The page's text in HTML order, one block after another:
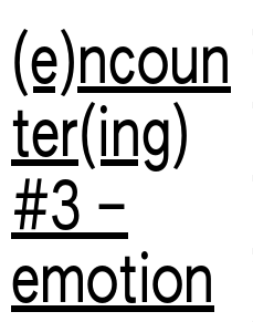
(e)ncoun
ter(ing)
#3 –
emotion